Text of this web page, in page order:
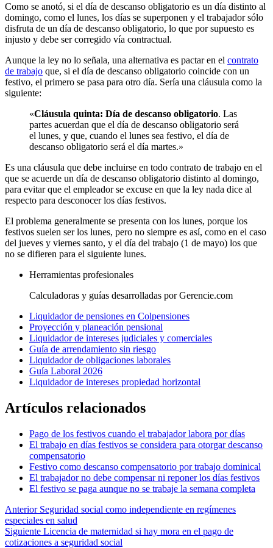
Como se anotó, si el día de descanso obligatorio es un día distinto al
domingo, como el lunes, los días se superponen y el trabajador sólo
disfruta de un día de descanso obligatorio, lo que por supuesto es
injusto y debe ser corregido vía contractual.
Aunque la ley no lo señala, una alternativa es pactar en el contrato
de trabajo que, si el día de descanso obligatorio coincide con un
festivo, el primero se pasa para otro día. Sería una cláusula como la
siguiente:
«Cláusula quinta: Día de descanso obligatorio. Las
partes acuerdan que el día de descanso obligatorio será
el lunes, y que, cuando el lunes sea festivo, el día de
descanso obligatorio será el día martes.»
Es una cláusula que debe incluirse en todo contrato de trabajo en el
que se acuerde un día de descanso obligatorio distinto al domingo,
para evitar que el empleador se excuse en que la ley nada dice al
respecto para desconocer los días festivos.
El problema generalmente se presenta con los lunes, porque los
festivos suelen ser los lunes, pero no siempre es así, como en el caso
del jueves y viernes santo, y el día del trabajo (1 de mayo) los que
no se difieren para el siguiente lunes.
Herramientas profesionales
Calculadoras y guías desarrolladas por Gerencie.com
Liquidador de pensiones en Colpensiones
Proyección y planeación pensional
Liquidador de intereses judiciales y comerciales
Guía de arrendamiento sin riesgo
Liquidador de obligaciones laborales
Guía Laboral 2026
Liquidador de intereses propiedad horizontal
Artículos relacionados
Pago de los festivos cuando el trabajador labora por días
El trabajo en días festivos se considera para otorgar descanso
compensatorio
Festivo como descanso compensatorio por trabajo dominical
El trabajador no debe compensar ni reponer los días festivos
El festivo se paga aunque no se trabaje la semana completa
Anterior Seguridad social como independiente en regímenes
especiales en salud
Siguiente Licencia de maternidad si hay mora en el pago de
cotizaciones a seguridad social